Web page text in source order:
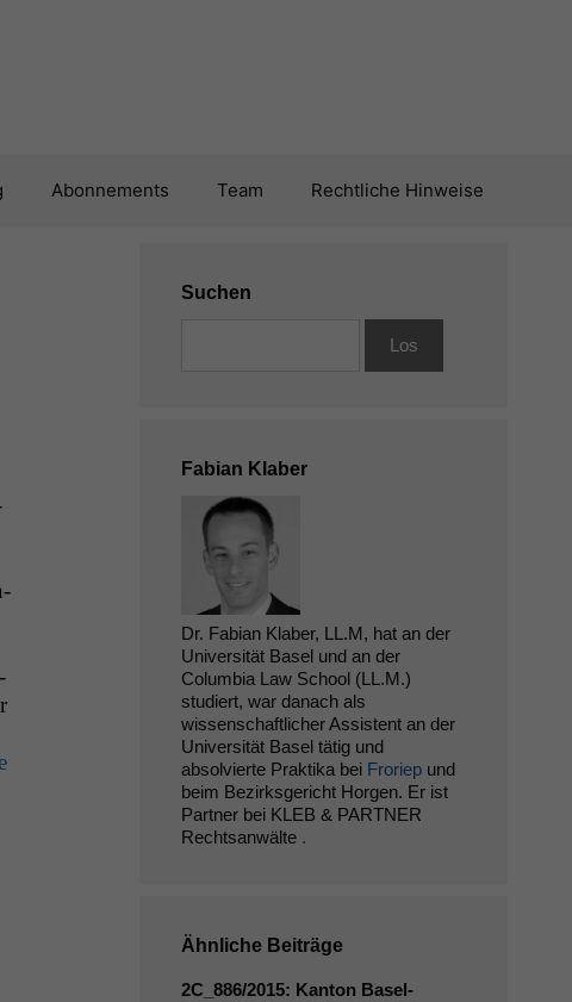
Abonnements Team Rechtliche Hinweise
Suchen
Fabian Klaber
Dr. Fabian Klaber, LL.M, hat an der
Universität Basel und an der
Columbia Law School (LL.M.)
studiert, war danach als
wissenschaftlicher Assistent an der
Universität Basel tätig und
absolvierte Praktika bei Froriepund
beim Bezirksgericht Horgen. Er ist
Partner bei KLEB & PARTNER
Rechtsanwälte .
Ähnliche Beiträge
2C_886/2015: Kanton Basel-